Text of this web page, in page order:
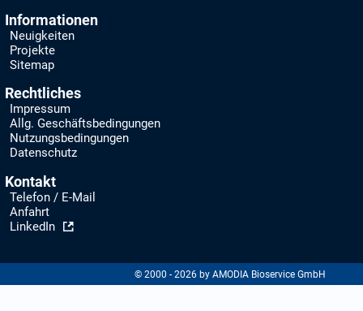
Informationen
Neuigkeiten
Projekte
Sitemap
Rechtliches
Impressum
Allg. Geschäftsbedingungen
Nutzungsbedingungen
Datenschutz
Kontakt
Telefon / E-Mail
Anfahrt
LinkedIn
© 2000 - 2026 by AMODIA Bioservice GmbH